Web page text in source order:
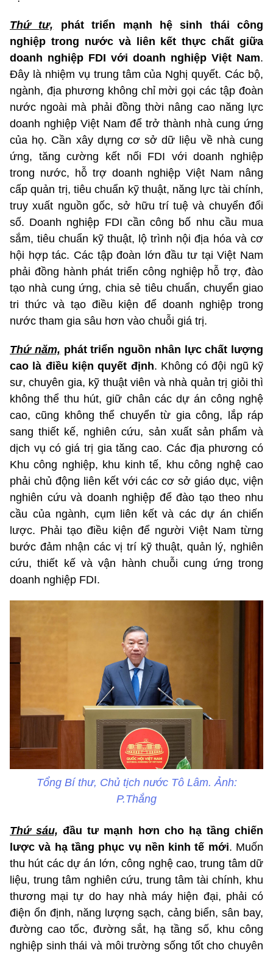
Thứ tư, phát triển mạnh hệ sinh thái công
nghiệp trong nước và liên kết thực chất giữa
doanh nghiệp FDI với doanh nghiệp Việt Nam.
Đây là nhiệm vụ trung tâm của Nghị quyết. Các bộ,
ngành, địa phương không chỉ mời gọi các tập đoàn
nước ngoài mà phải đồng thời nâng cao năng lực
doanh nghiệp Việt Nam để trở thành nhà cung ứng
của họ. Cần xây dựng cơ sở dữ liệu về nhà cung
ứng, tăng cường kết nối FDI với doanh nghiệp
trong nước, hỗ trợ doanh nghiệp Việt Nam nâng
cấp quản trị, tiêu chuẩn kỹ thuật, năng lực tài chính,
truy xuất nguồn gốc, sở hữu trí tuệ và chuyển đổi
số. Doanh nghiệp FDI cần công bố nhu cầu mua
sắm, tiêu chuẩn kỹ thuật, lộ trình nội địa hóa và cơ
hội hợp tác. Các tập đoàn lớn đầu tư tại Việt Nam
phải đồng hành phát triển công nghiệp hỗ trợ, đào
tạo nhà cung ứng, chia sẻ tiêu chuẩn, chuyển giao
tri thức và tạo điều kiện để doanh nghiệp trong
nước tham gia sâu hơn vào chuỗi giá trị.
Thứ năm, phát triển nguồn nhân lực chất lượng
cao là điều kiện quyết định. Không có đội ngũ kỹ
sư, chuyên gia, kỹ thuật viên và nhà quản trị giỏi thì
không thể thu hút, giữ chân các dự án công nghệ
cao, cũng không thể chuyển từ gia công, lắp ráp
sang thiết kế, nghiên cứu, sản xuất sản phẩm và
dịch vụ có giá trị gia tăng cao. Các địa phương có
Khu công nghiệp, khu kinh tế, khu công nghệ cao
phải chủ động liên kết với các cơ sở giáo dục, viện
nghiên cứu và doanh nghiệp để đào tạo theo nhu
cầu của ngành, cụm liên kết và các dự án chiến
lược. Phải tạo điều kiện để người Việt Nam từng
bước đảm nhận các vị trí kỹ thuật, quản lý, nghiên
cứu, thiết kế và vận hành chuỗi cung ứng trong
doanh nghiệp FDI.
Tổng Bí thư, Chủ tịch nước Tô Lâm. Ảnh:
P.Thắng
Thứ sáu, đầu tư mạnh hơn cho hạ tầng chiến
lược và hạ tầng phục vụ nền kinh tế mới. Muốn
thu hút các dự án lớn, công nghệ cao, trung tâm dữ
liệu, trung tâm nghiên cứu, trung tâm tài chính, khu
thương mại tự do hay nhà máy hiện đại, phải có
điện ổn định, năng lượng sạch, cảng biển, sân bay,
đường cao tốc, đường sắt, hạ tầng số, khu công
nghiệp sinh thái và môi trường sống tốt cho chuyên